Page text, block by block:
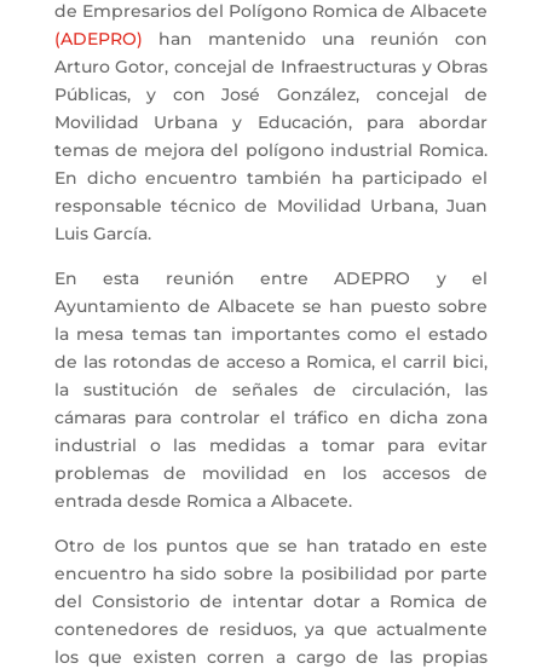
de Empresarios del Polígono Romica de Albacete
(ADEPRO) han mantenido una reunión con
Arturo Gotor, concejal de Infraestructuras y Obras
Públicas, y con José González, concejal de
Movilidad Urbana y Educación, para abordar
temas de mejora del polígono industrial Romica.
En dicho encuentro también ha participado el
responsable técnico de Movilidad Urbana, Juan
Luis García.
En esta reunión entre ADEPRO y el
Ayuntamiento de Albacete se han puesto sobre
la mesa temas tan importantes como el estado
de las rotondas de acceso a Romica, el carril bici,
la sustitución de señales de circulación, las
cámaras para controlar el tráfico en dicha zona
industrial o las medidas a tomar para evitar
problemas de movilidad en los accesos de
entrada desde Romica a Albacete.
Otro de los puntos que se han tratado en este
encuentro ha sido sobre la posibilidad por parte
del Consistorio de intentar dotar a Romica de
contenedores de residuos, ya que actualmente
los que existen corren a cargo de las propias